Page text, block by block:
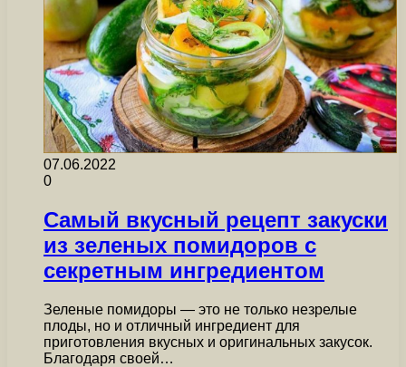
07.06.2022
0
Самый вкусный рецепт закуски
из зеленых помидоров с
секретным ингредиентом
Зеленые помидоры — это не только незрелые
плоды, но и отличный ингредиент для
приготовления вкусных и оригинальных закусок.
Благодаря своей…